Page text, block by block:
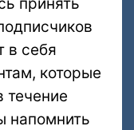
принять
в себя
которые
течение
напомнить